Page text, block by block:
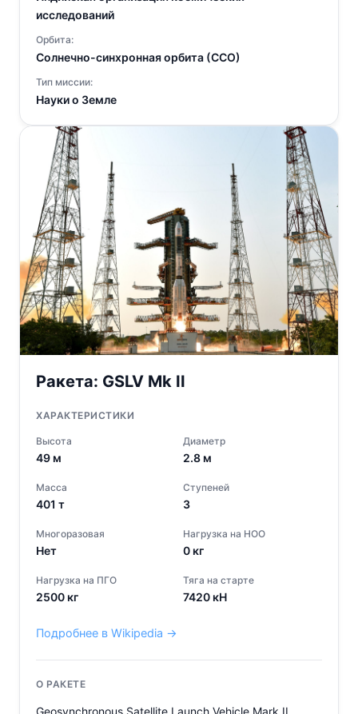
исследований
Орбита:
Солнечно-синхронная орбита (ССО)
Тип миссии:
Науки о Земле
Ракета: GSLV Mk II
ХАРАКТЕРИСТИКИ
Высота
49 м
Диаметр
2.8 м
Масса
401 т
Ступеней
3
Многоразовая
Нет
Нагрузка на НОО
0 кг
Нагрузка на ПГО
2500 кг
Тяга на старте
7420 кН
Подробнее в Wikipedia →
О РАКЕТЕ